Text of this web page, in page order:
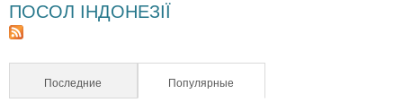
здесь
ПОСОЛ ІНДОНЕЗІЇ
Последние Популярные